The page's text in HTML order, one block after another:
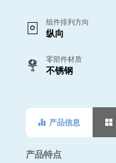
组件排列方向
纵向
零部件材质
不锈钢
产品信息
产品特点